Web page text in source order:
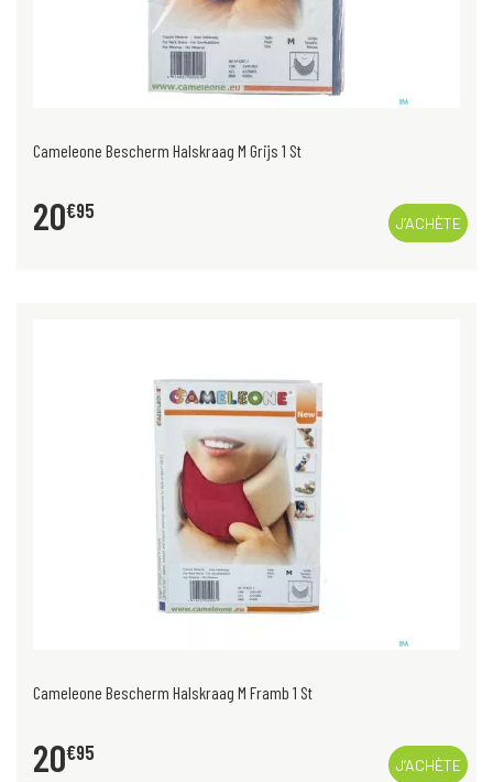
Cameleone Bescherm Halskraag M Grijs 1 St
20€95
J’ACHÈTE
Cameleone Bescherm Halskraag M Framb 1 St
20€95
J’ACHÈTE